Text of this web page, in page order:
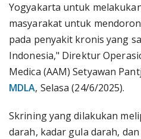
Yogyakarta untuk
masyarakat untuk
pada penyakit kronis yang
Indonesia," Direktur
Medica (AAM) Setyawan
MDLA, Selasa (24/6/2025).
Skrining yang dilakukan
darah, kadar gula darah,